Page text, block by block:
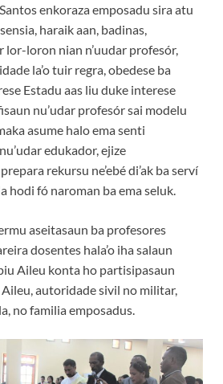
enkoraza emposadu sira atu
haraik aan, badinas,
lor-loron nian n’uudar profesór,
la’o tuir regra, obedese ba
Estadu aas liu duke interese
nu’udar profesór sai modelu
asume halo ema senti
edukador, ejize
rekursu ne’ebé di’ak ba serví
hodi fó naroman ba ema seluk.
aseitasaun ba profesores
dosentes hala’o iha salaun
Aileu konta ho partisipasaun
autoridade sivil no militar,
no familia emposadus.